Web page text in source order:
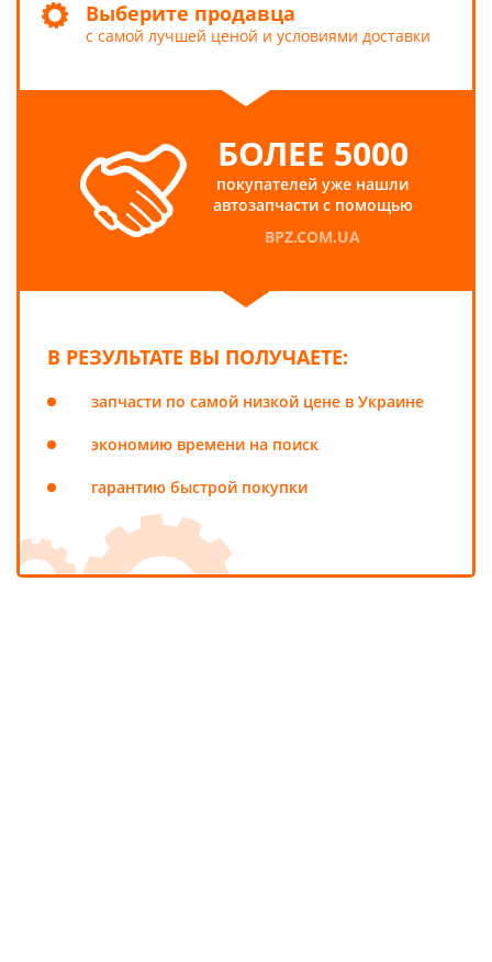
Выберите продавца
с самой лучшей ценой и условиями доставки
БОЛЕЕ 5000
покупателей уже нашли
автозапчасти с помощью
BPZ.COM.UA
В РЕЗУЛЬТАТЕ ВЫ ПОЛУЧАЕТЕ:
запчасти по самой низкой цене в Украине
экономию времени на поиск
гарантию быстрой покупки